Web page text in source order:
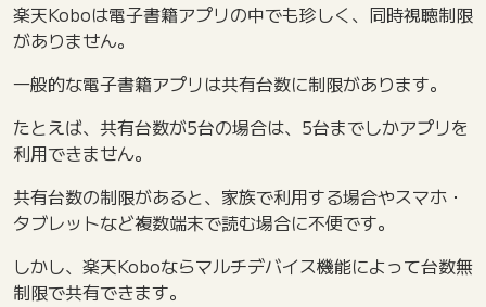
楽天Koboは電子書籍アプリの中でも珍しく、同時視聴制限
がありません。
一般的な電子書籍アプリは共有台数に制限があります。
たとえば、共有台数が5台の場合は、5台までしかアプリを
利用できません。
共有台数の制限があると、家族で利用する場合やスマホ・
タブレットなど複数端末で読む場合に不便です。
しかし、楽天Koboならマルチデバイス機能によって台数無
制限で共有できます。